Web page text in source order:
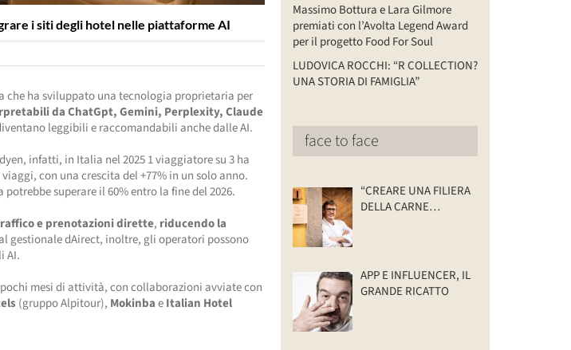
i siti degli hotel nelle piattaforme AI
che ha sviluppato una tecnologia proprietaria per
da ChatGpt, Gemini, Perplexity, Claude
leggibili e raccomandabili anche dalle AI.
infatti, in Italia nel 2025 1 viaggiatore su 3 ha
con una crescita del +77% in un solo anno.
superare il 60% entro la fine del 2026.
e prenotazioni dirette, riducendo la
gestionale dAirect, inoltre, gli operatori possono
AI.
mesi di attività, con collaborazioni avviate con
(gruppo Alpitour), MokinbaeItalian Hotel
Massimo Bottura e Lara Gilmore
premiati con l’Avolta Legend Award
per il progetto Food For Soul
LUDOVICA ROCCHI: “R COLLECTION?
UNA STORIA DI FAMIGLIA”
face to face
“CREARE UNA FILIERA
DELLA CARNE
APP E INFLUENCER, IL
GRANDE RICATTO